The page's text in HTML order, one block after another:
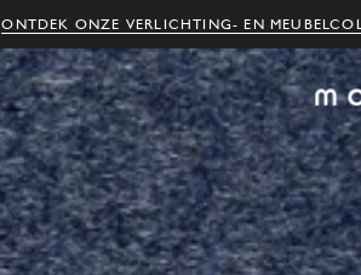
ONTDEK ONZE VERLICHTING- EN